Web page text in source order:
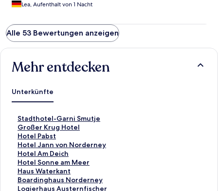
Lea, Aufenthalt von 1 Nacht
Alle 53 Bewertungen anzeigen
Mehr entdecken
Unterkünfte
Stadthotel-Garni Smutje
L
i
n
k
,
d
e
r
d
Großer Krug Hotel
L
i
n
k
,
d
e
r
Hotel Pabst
L
i
n
k
,
d
e
Hotel Jann von Norderney
L
i
n
k
,
d
Hotel Am Deich
L
i
n
k
,
Hotel Sonne am Meer
L
i
n
k
Haus Waterkant
L
i
n
Boardinghaus Norderney
L
iLogierhaus Austernfischer
L